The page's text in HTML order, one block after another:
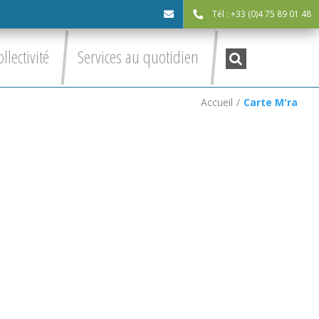
Tél : +33 (0)4 75 89 01 48
Services au quotidien Recherche
:
Accueil / Carte M'ra